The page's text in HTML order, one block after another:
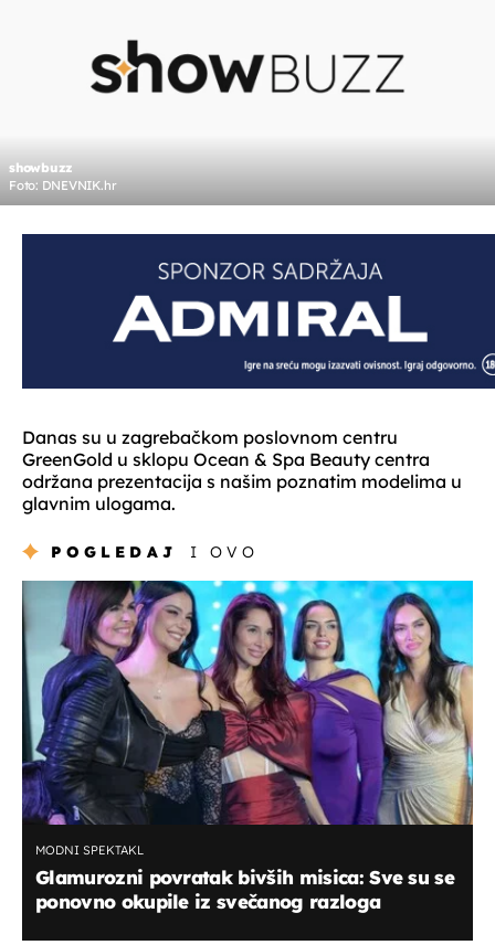
showbuzz
Foto: DNEVNIK.hr
Danas su u zagrebačkom poslovnom centru
GreenGold u sklopu Ocean & Spa Beauty centra
održana prezentacija s našim poznatim modelima u
glavnim ulogama.
POGLEDAJ I OVO
MODNI SPEKTAKL
Glamurozni povratak bivših misica: Sve su se
ponovno okupile iz svečanog razloga